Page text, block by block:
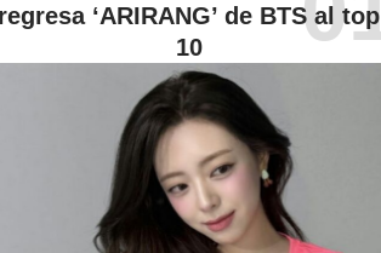
regresa ‘ARIRANG’ de BTS al top
10